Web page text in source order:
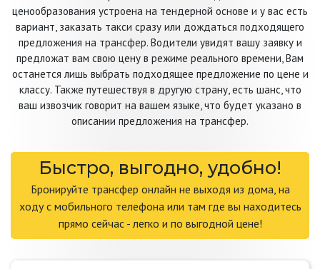
ценообразования устроена на тендерной основе и у вас есть
вариант, заказать такси сразу или дождаться подходящего
предложения на трансфер. Водители увидят вашу заявку и
предложат вам свою цену в режиме реального времени, Вам
останется лишь выбрать подходящее предложение по цене и
классу. Также путешествуя в другую страну, есть шанс, что
ваш извозчик говорит на вашем языке, что будет указано в
описании предложения на трансфер.
Быстро, выгодно, удобно!
Бронируйте трансфер онлайн не выходя из дома, на
ходу с мобильного телефона или там где вы находитесь
прямо сейчас - легко и по выгодной цене!